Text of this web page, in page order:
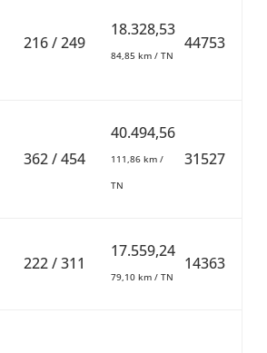
216 / 249
18.328,53
84,85 km / TN
44753
362 / 454
40.494,56
111,86 km /
TN
31527
222 / 311
17.559,24
79,10 km / TN
14363